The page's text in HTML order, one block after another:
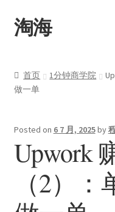
淘海
关于
Upwork
博客
首页 1分钟商学院
做一单
Posted on 6 7 月, 2025by
Upwork
（2）